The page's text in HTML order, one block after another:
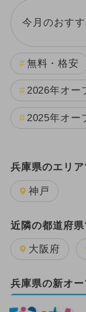
今月のおす
無料・格安
2026年オー
2025年オー
週末イベン
2024年のイ
GW(ゴール
2024年12月
兵庫県のエリ
神戸
近隣の都道府
大阪府
兵庫県の新オ